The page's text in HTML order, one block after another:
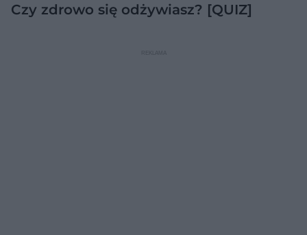
Czy zdrowo się odżywiasz? [QUIZ]